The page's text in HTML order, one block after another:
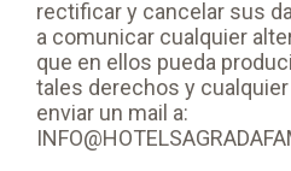
rectificar y cancelar sus
a comunicar cualquier
que en ellos pueda
tales derechos y
enviar un mail a: